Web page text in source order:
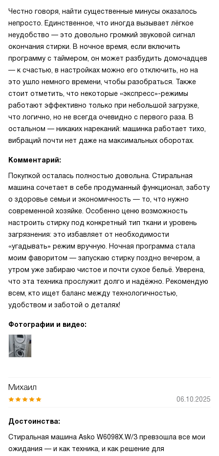
Честно говоря, найти существенные минусы оказалось
непросто. Единственное, что иногда вызывает лёгкое
неудобство — это довольно громкий звуковой сигнал
окончания стирки. В ночное время, если включить
программу с таймером, он может разбудить домочадцев
— к счастью, в настройках можно его отключить, но на
это ушло немного времени, чтобы разобраться. Также
стоит отметить, что некоторые «экспресс»-режимы
работают эффективно только при небольшой загрузке,
что логично, но не всегда очевидно с первого раза. В
остальном — никаких нареканий: машинка работает тихо,
вибраций почти нет даже на максимальных оборотах.
Комментарий:
Покупкой осталась полностью довольна. Стиральная
машина сочетает в себе продуманный функционал, заботу
о здоровье семьи и экономичность — то, что нужно
современной хозяйке. Особенно ценю возможность
настроить стирку под конкретный тип ткани и уровень
загрязнения: это избавляет от необходимости
«угадывать» режим вручную. Ночная программа стала
моим фаворитом — запускаю стирку поздно вечером, а
утром уже забираю чистое и почти сухое бельё. Уверена,
что эта техника прослужит долго и надёжно. Рекомендую
всем, кто ищет баланс между технологичностью,
удобством и заботой о деталях!
Фотографии и видео:
Михаил
06.10.2025
Достоинства:
Стиральная машина Asko W6098X.W/3 превзошла все мои
ожидания — и как техника, и как решение для